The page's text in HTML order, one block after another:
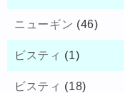
ニューギン (46)
ビスティ (1)
ビスティ (18)